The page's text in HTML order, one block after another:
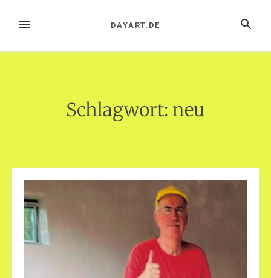
InhaltMENÜ SUCHE
DAYART.DE
Schlagwort: neu